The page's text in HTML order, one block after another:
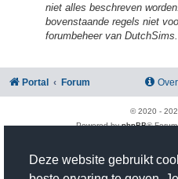
Deze website gebruikt
niet alles beschreven
bovenstaande regels niet
forumbeheer van DutchSims.
Portal Forum
© 2020 -
Powered byphpBB®
phpBB Two Factor